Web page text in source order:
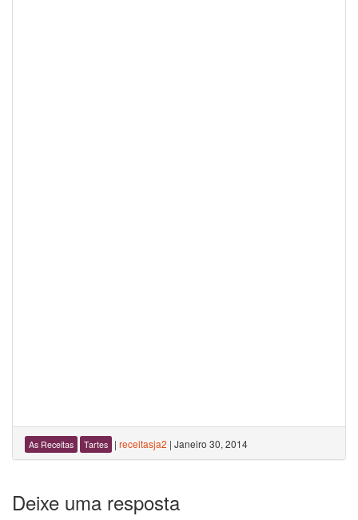
As Receitas Tartes | receitasja2 | Janeiro 30, 2014
Deixe uma resposta